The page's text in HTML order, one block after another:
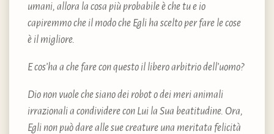
umani, allora la cosa più probabile è che tu e io
capiremmo che il modo che Egli ha scelto per fare le cose
è il migliore.
E cos’ha a che fare con questo il libero arbitrio dell’uomo?
Dio non vuole che siano dei robot o dei meri animali
irrazionali a condividere con Lui la Sua beatitudine. Ora,
Egli non può dare alle sue creature una meritata felicità